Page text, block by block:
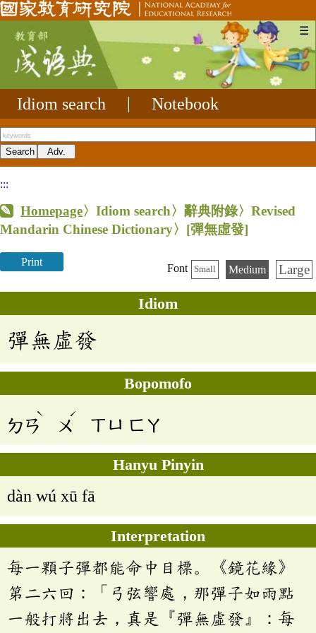
☰
Idiom search Notebook
:::
Homepage〉Idiom search〉辭典附錄〉Revised
Mandarin Chinese Dictionary〉 [彈無虛發]
Print
Font Small Medium Large
Idiom
彈無虛發
Bopomofo
ㄉㄢ
ˋ
ㄨ
ˊ
ㄒㄩ ㄈㄚ
Hanyu Pinyin
dàn wú xū fā
Interpretation
每一顆子彈都能命中目標。《鏡花緣》
第二六回：「弓弦響處，那彈子如雨點
一般打將出去，真是『彈無虛發』：每